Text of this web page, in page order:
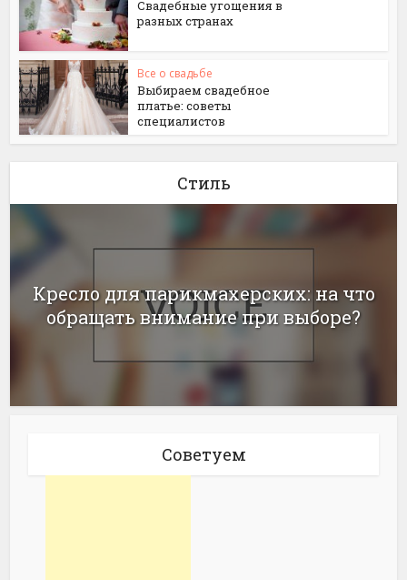
Свадебные угощения в
разных странах
Все о свадьбе
Выбираем свадебное
платье: советы
специалистов
Стиль
Кресло для парикмахерских: на что
обращать внимание при выборе?
Советуем